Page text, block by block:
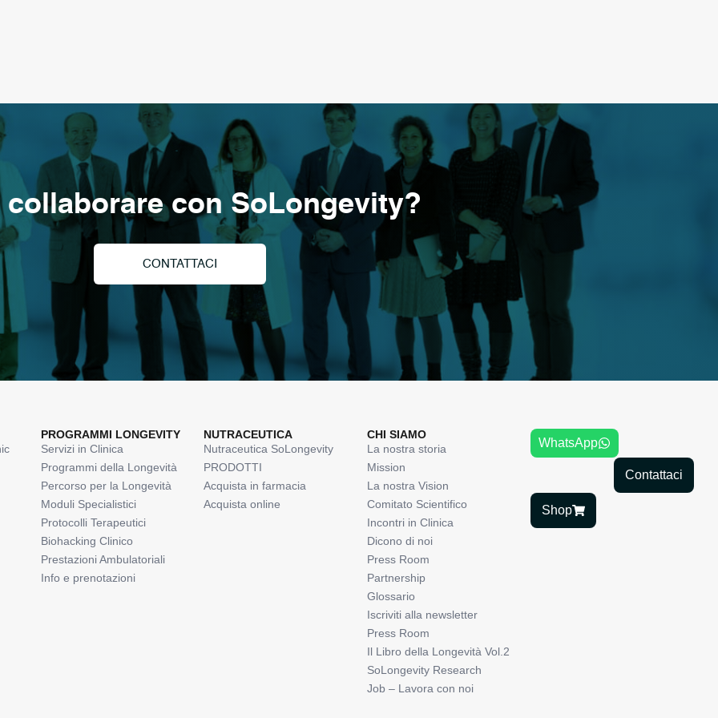
collaborare con SoLongevity?
CONTATTACI
PROGRAMMI LONGEVITY
Servizi in Clinica
Programmi della Longevità
Percorso per la Longevità
Moduli Specialistici
Protocolli Terapeutici
Biohacking Clinico
Prestazioni Ambulatoriali
Info e prenotazioni
NUTRACEUTICA
Nutraceutica SoLongevity
PRODOTTI
Acquista in farmacia
Acquista online
CHI SIAMO
La nostra storia
Mission
La nostra Vision
Comitato Scientifico
Incontri in Clinica
Dicono di noi
Press Room
Partnership
Glossario
Iscriviti alla newsletter
Press Room
Il Libro della Longevità Vol.2
SoLongevity Research
Job – Lavora con noi
WhatsApp
Contattaci
Shop